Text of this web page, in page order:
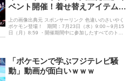
ベント開催！着せ替えアイテムプ
レゼントも
上の画像出典元 スポンサーリンク 色違いのさいやく
ポケモン登場！ 期間：7月23日（水）9:00～9月15
日（月）8:59 ・開催期間中に参加したすべてのトレ
「ポケモンで学ぶフジテレビ騒
動」動画が面白いｗｗｗ